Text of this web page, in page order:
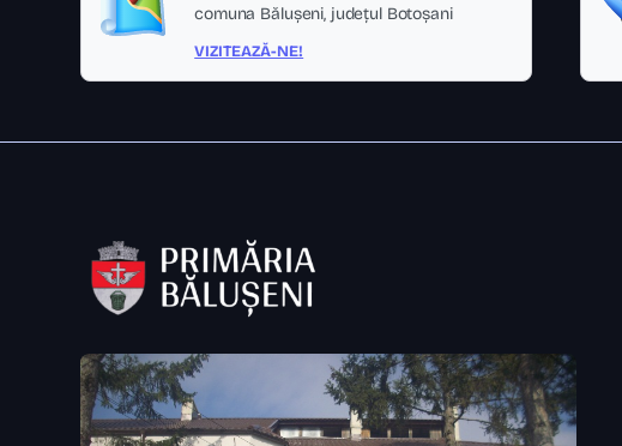
comuna Bălușeni, județul Botoșani
VIZITEAZĂ-NE!